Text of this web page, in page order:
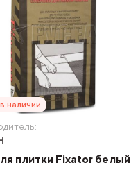
наличии
плитки Fixator белый